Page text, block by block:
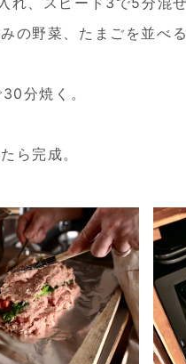
の野菜、たまごを並べる
分焼く。
ら完成。